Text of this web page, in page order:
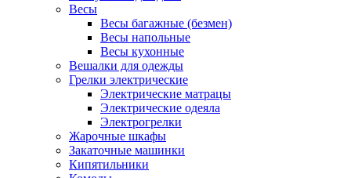
Весы
Весы багажные (безмен)
Весы напольные
Весы кухонные
Вешалки для одежды
Грелки электрические
Электрические матрацы
Электрические одеяла
Электрогрелки
Жарочные шкафы
Закаточные машинки
Кипятильники